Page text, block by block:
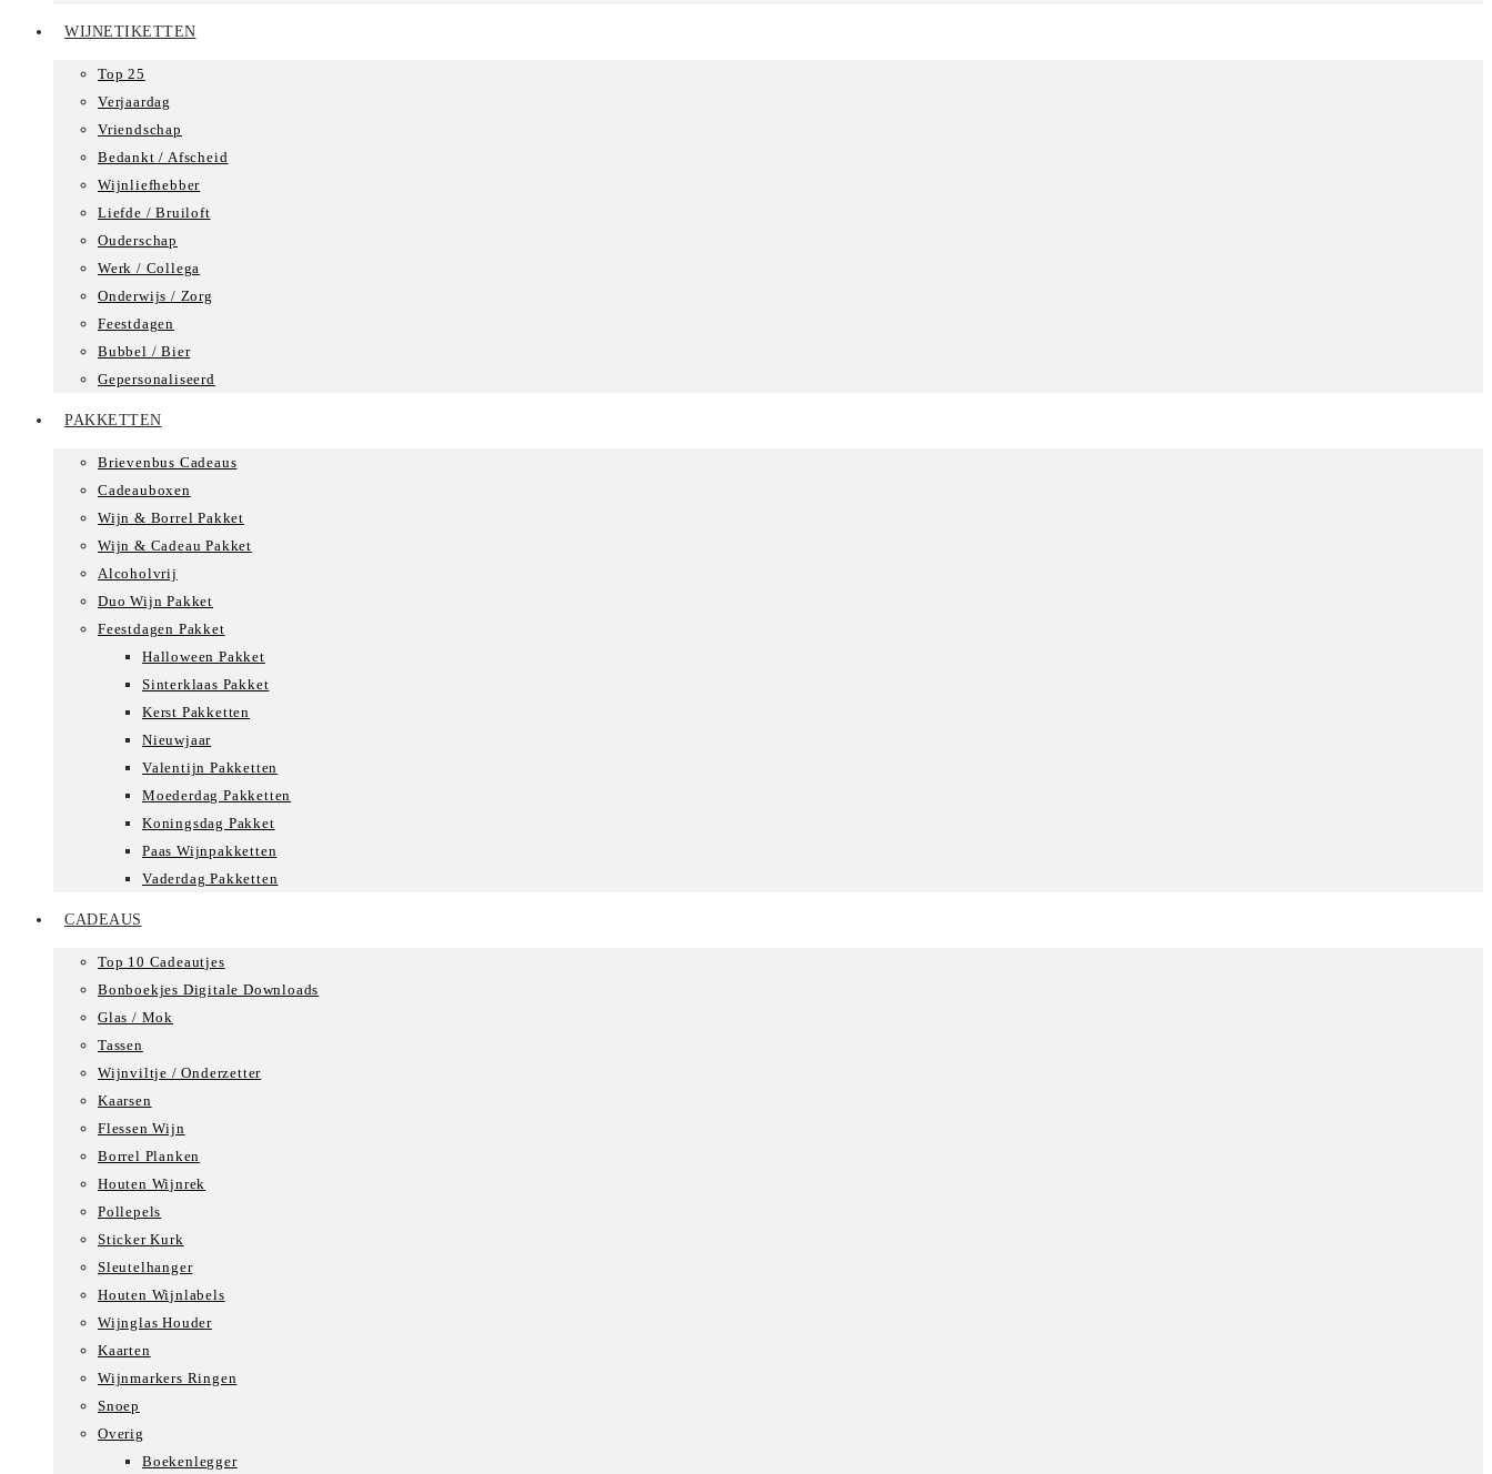
WIJNETIKETTEN
Top 25
Verjaardag
Vriendschap
Bedankt / Afscheid
Wijnliefhebber
Liefde / Bruiloft
Ouderschap
Werk / Collega
Onderwijs / Zorg
Feestdagen
Bubbel / Bier
Gepersonaliseerd
PAKKETTEN
Brievenbus Cadeaus
Cadeauboxen
Wijn & Borrel Pakket
Wijn & Cadeau Pakket
Alcoholvrij
Duo Wijn Pakket
Feestdagen Pakket
Halloween Pakket
Sinterklaas Pakket
Kerst Pakketten
Nieuwjaar
Valentijn Pakketten
Moederdag Pakketten
Koningsdag Pakket
Paas Wijnpakketten
Vaderdag Pakketten
CADEAUS
Top 10 Cadeautjes
Bonboekjes Digitale Downloads
Glas / Mok
Tassen
Wijnviltje / Onderzetter
Kaarsen
Flessen Wijn
Borrel Planken
Houten Wijnrek
Pollepels
Sticker Kurk
Sleutelhanger
Houten Wijnlabels
Wijnglas Houder
Kaarten
Wijnmarkers Ringen
Snoep
Overig
Boekenlegger